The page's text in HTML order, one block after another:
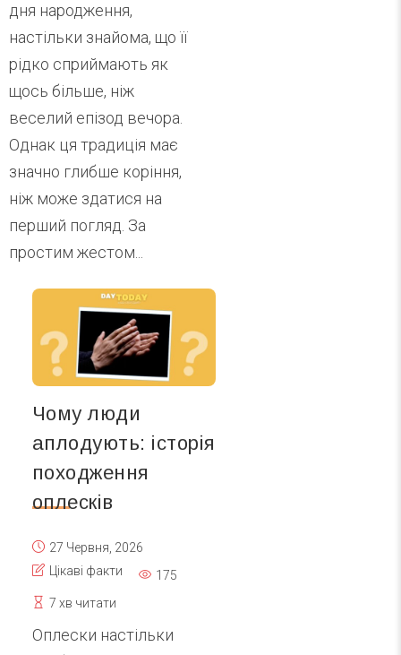
дня народження,
настільки знайома, що її
рідко сприймають як
щось більше, ніж
веселий епізод вечора.
Однак ця традиція має
значно глибше коріння,
ніж може здатися на
перший погляд. За
простим жестом...
Чому люди
аплодують: історія
походження
оплесків
27 Червня, 2026
Цікаві факти
175
7 хв читати
Оплески настільки